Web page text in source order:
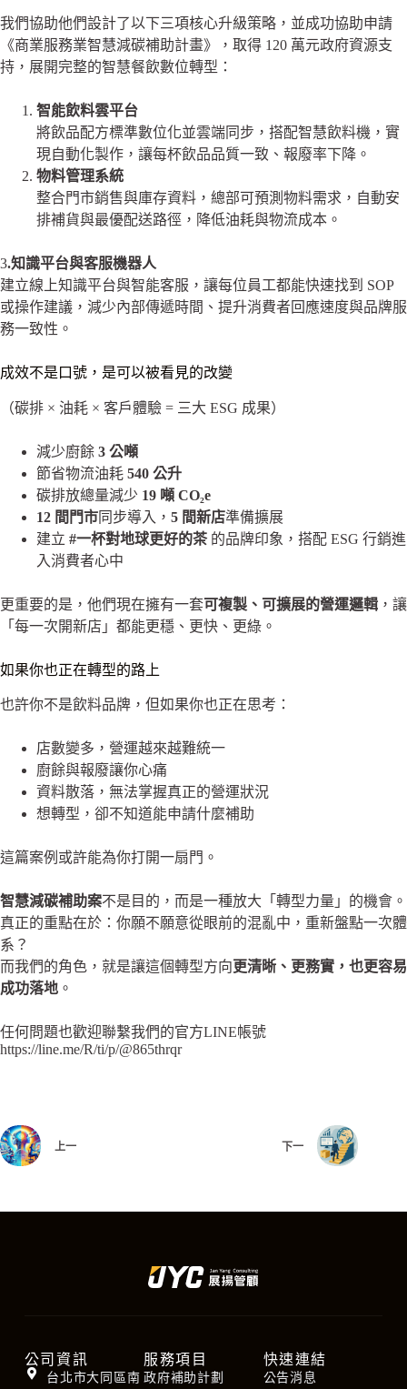
我們協助他們設計了以下三項核心升級策略，並成功協助申請
《商業服務業智慧減碳補助計畫》，取得 120 萬元政府資源支
持，展開完整的智慧餐飲數位轉型：
智能飲料雲平台
將飲品配方標準數位化並雲端同步，搭配智慧飲料機，實
現自動化製作，讓每杯飲品品質一致、報廢率下降。
物料管理系統
整合門市銷售與庫存資料，總部可預測物料需求，自動安
排補貨與最優配送路徑，降低油耗與物流成本。
3.知識平台與客服機器人
建立線上知識平台與智能客服，讓每位員工都能快速找到 SOP
或操作建議，減少內部傳遞時間、提升消費者回應速度與品牌服
務一致性。
成效不是口號，是可以被看見的改變
（碳排 × 油耗 × 客戶體驗 = 三大 ESG 成果）
減少廚餘 3 公噸
節省物流油耗 540 公升
碳排放總量減少 19 噸 CO₂e
12 間門市同步導入， 5 間新店準備擴展
建立 #一杯對地球更好的茶的品牌印象，搭配 ESG 行銷進
入消費者心中
更重要的是，他們現在擁有一套可複製、可擴展的營運邏輯 ，讓
「每一次開新店」都能更穩、更快、更綠。
如果你也正在轉型的路上
也許你不是飲料品牌，但如果你也正在思考：
店數變多，營運越來越難統一
廚餘與報廢讓你心痛
資料散落，無法掌握真正的營運狀況
想轉型，卻不知道能申請什麼補助
這篇案例或許能為你打開一扇門。
智慧減碳補助案不是目的，而是一種放大「轉型力量」的機會。
真正的重點在於：你願不願意從眼前的混亂中，重新盤點一次體
系？
而我們的角色，就是讓這個轉型方向 更清晰、更務實，也更容易
成功落地 。
任何問題也歡迎聯繫我們的官方LINE帳號
https://line.me/R/ti/p/@865thrqr
上一 下一
公司資訊
台北市大同區南
服務項目
政府補助計劃
快速連結
公告消息